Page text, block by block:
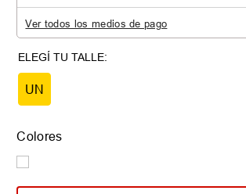
Ver todos los medios de pago
UN
Colores